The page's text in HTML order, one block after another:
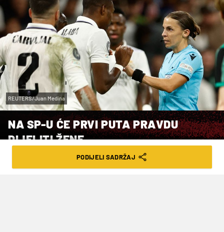
REUTERS/Juan Medina
NA SP-U ĆE PRVI PUTA PRAVDU
DIJELITI ŽENE
PODIJELI SADRŽAJ